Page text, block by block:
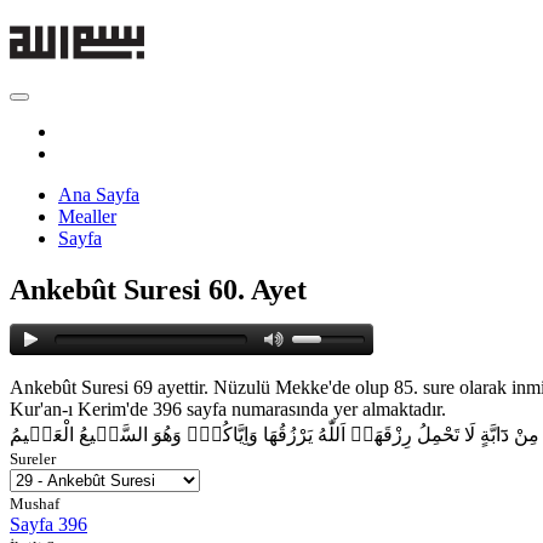
Ana Sayfa
Mealler
Sayfa
Ankebût Suresi 60. Ayet
Ankebût Suresi 69 ayettir. Nüzulü Mekke'de olup 85. sure olarak
Kur'an-ı Kerim'de 396 sayfa numarasında yer almaktadır.
مِنْ دَٓابَّةٍ لَا تَحْمِلُ رِزْقَهَاۗ اَللّٰهُ يَرْزُقُهَا وَاِيَّاكُمْۘ وَهُوَ السَّم۪يعُ الْعَل۪يمُ
Sureler
Mushaf
Sayfa 396